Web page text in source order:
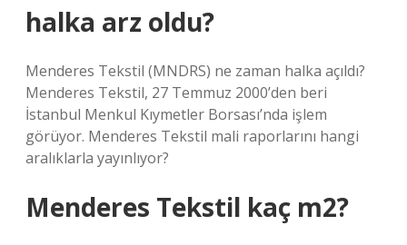
halka arz oldu?
Menderes Tekstil (MNDRS) ne zaman halka açıldı?
Menderes Tekstil, 27 Temmuz 2000’den beri
İstanbul Menkul Kıymetler Borsası’nda işlem
görüyor. Menderes Tekstil mali raporlarını hangi
aralıklarla yayınlıyor?
Menderes Tekstil kaç m2?